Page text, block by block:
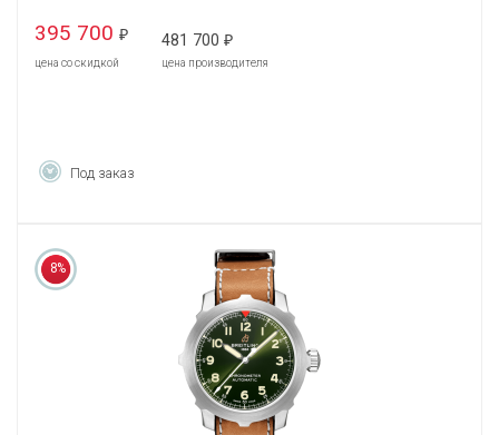
395 700 ₽
цена со скидкой
481 700 ₽
цена производителя
Под заказ
8%